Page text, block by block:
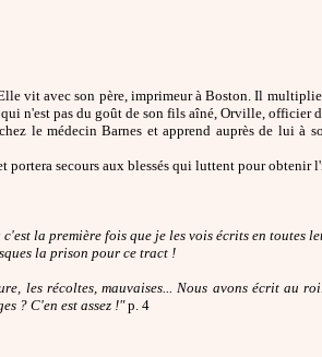
vit avec son père, imprimeur à Boston. Il
n'est pas du goût de son fils aîné, Orville, officier
le médecin Barnes et apprend auprès de lui à
portera secours aux blessés qui luttent pour obtenir
la première fois que je les vois écrits en toutes
la prison pour ce tract !
les récoltes, mauvaises... Nous avons écrit au
? C'en est assez !"p. 4